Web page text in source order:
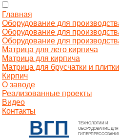
Главная
Оборудование для
Оборудование для
Оборудование для
Матрица для лего кирпича
Матрица для кирпича
Матрица для брусчатки и плитки
Кирпич
О заводе
Реализованные проекты
Видео
Контакты
ВГП
ТЕХНОЛОГИИ И
ОБОРУДОВАНИЕ ДЛЯ